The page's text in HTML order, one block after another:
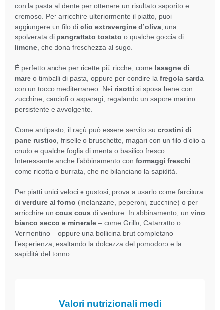
con la pasta al dente per ottenere un risultato saporito e
cremoso. Per arricchire ulteriormente il piatto, puoi
aggiungere un filo di olio extravergine d’oliva , una
spolverata di pangrattato tostato o qualche goccia di
limone , che dona freschezza al sugo.
È perfetto anche per ricette più ricche, come lasagne di
mare o timballi di pasta, oppure per condire la fregola sarda
con un tocco mediterraneo. Nei risotti si sposa bene con
zucchine, carciofi o asparagi, regalando un sapore marino
persistente e avvolgente.
Come antipasto, il ragù può essere servito su crostini di
pane rustico , friselle o bruschette, magari con un filo d’olio a
crudo e qualche foglia di menta o basilico fresco.
Interessante anche l’abbinamento con formaggi freschi
come ricotta o burrata, che ne bilanciano la sapidità.
Per piatti unici veloci e gustosi, prova a usarlo come farcitura
di verdure al forno (melanzane, peperoni, zucchine) o per
arricchire un cous cous di verdure. In abbinamento, un vino
bianco secco e minerale – come Grillo, Catarratto o
Vermentino – oppure una bollicina brut completano
l’esperienza, esaltando la dolcezza del pomodoro e la
sapidità del tonno.
Valori nutrizionali medi